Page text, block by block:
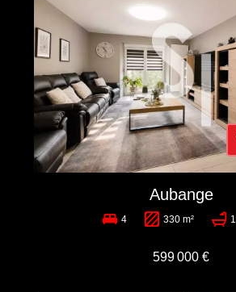
Aubange
4 330 m² 1
599 000 €